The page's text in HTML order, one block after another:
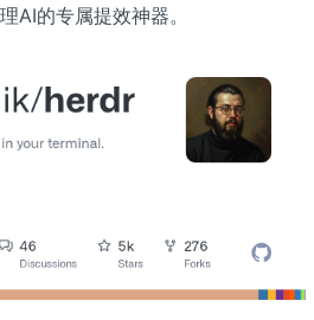
AI的专属提效神器。